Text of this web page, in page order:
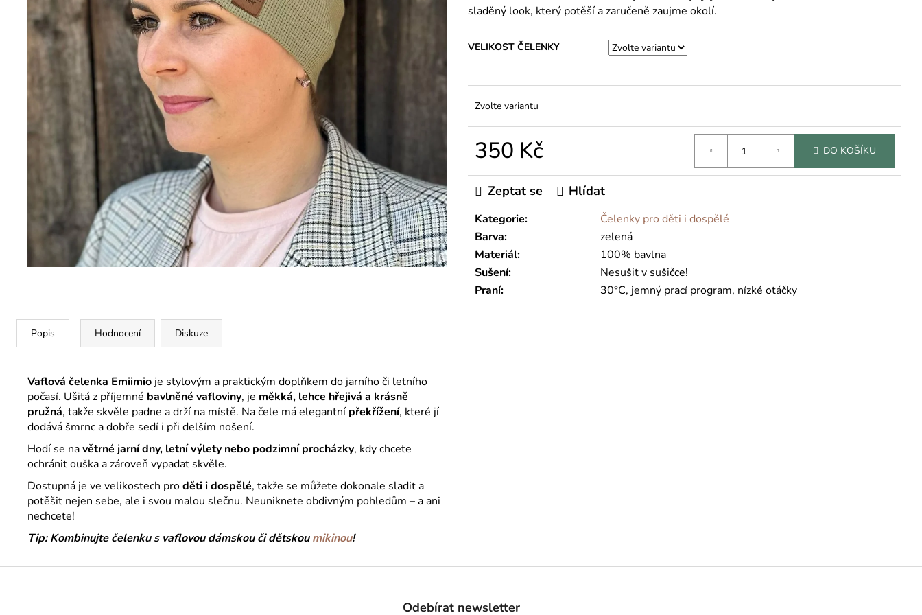
sladěný look, který potěší a zaručeně zaujme okolí.
VELIKOST ČELENKY
Zvolte variantu
350 Kč DO KOŠÍKU
Kategorie:
Čelenky pro děti i dospělé
Barva:
zelená
Materiál:
100% bavlna
Sušení:
Nesušit v sušičce!
Praní: 30°C, jemný prací program, nízké otáčky
Zeptat se Hlídat
Popis Hodnocení Diskuze
Vaflová čelenka Emiimio je stylovým a praktickým doplňkem do jarního či letního
počasí. Ušitá z příjemné bavlněné vafloviny, je měkká, lehce hřejivá a krásně
pružná, takže skvěle padne a drží na místě. Na čele má elegantní překřížení, které jí
dodává šmrnc a dobře sedí i při delším nošení.
Hodí se navětrné jarní dny, letní výlety nebo podzimní procházky, kdy chcete
ochránit ouška a zároveň vypadat skvěle.
Dostupná je ve velikostech proděti i dospělé, takže se můžete dokonale sladit a
potěšit nejen sebe, ale i svou malou slečnu. Neuniknete obdivným pohledům – a ani
nechcete!
Tip: Kombinujte čelenku s vaflovou dámskou či dětskoumikinou!
Odebírat newsletter